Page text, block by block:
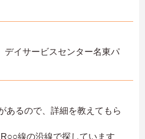
イサービスセンター名東パ
あるので、詳細を教えてもら
線の沿線で探しています